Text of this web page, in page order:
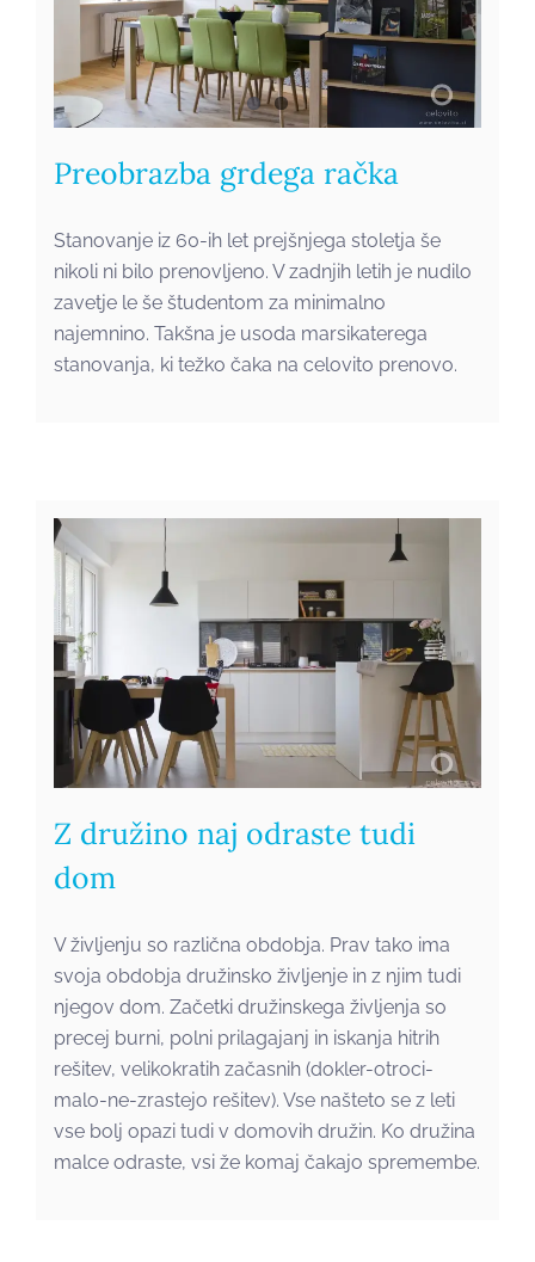
Preobrazba grdega račka
Stanovanje iz 60-ih let prejšnjega stoletja še
nikoli ni bilo prenovljeno. V zadnjih letih je nudilo
zavetje le še študentom za minimalno
najemnino. Takšna je usoda marsikaterega
stanovanja, ki težko čaka na celovito prenovo.
Z družino naj odraste tudi
dom
V življenju so različna obdobja. Prav tako ima
svoja obdobja družinsko življenje in z njim tudi
njegov dom. Začetki družinskega življenja so
precej burni, polni prilagajanj in iskanja hitrih
rešitev, velikokratih začasnih (dokler-otroci-
malo-ne-zrastejo rešitev). Vse našteto se z leti
vse bolj opazi tudi v domovih družin. Ko družina
malce odraste, vsi že komaj čakajo spremembe.